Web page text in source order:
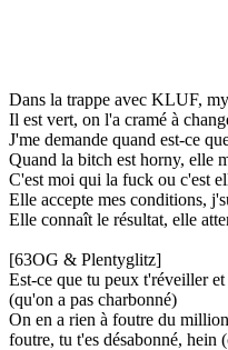
Dans la trappe avec KLUF,
Il est vert, on l'a cramé à
J'me demande quand est-ce
Quand la bitch est horny, elle
C'est moi qui la fuck ou c'est
Elle accepte mes conditions,
Elle connaît le résultat, elle
[63OG & Plentyglitz]
Est-ce que tu peux t'réveiller
(qu'on a pas charbonné)
On en a rien à foutre du
foutre, tu t'es désabonné, hein